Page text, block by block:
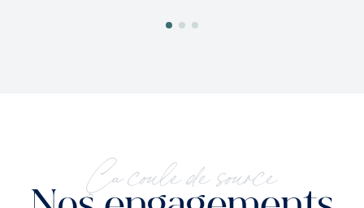
Ça coule de source